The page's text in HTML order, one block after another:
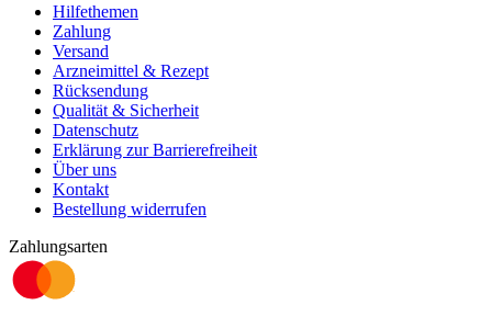
Hilfethemen
Zahlung
Versand
Arzneimittel & Rezept
Rücksendung
Qualität & Sicherheit
Datenschutz
Erklärung zur Barrierefreiheit
Über uns
Kontakt
Bestellung widerrufen
Zahlungsarten